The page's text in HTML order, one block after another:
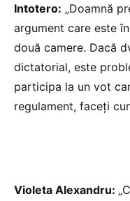
Intotero: „Doamnă
argument care este
două camere. Dacă
dictatorial, este
participa la un vot
regulament, faceți
Violeta Alexandru: